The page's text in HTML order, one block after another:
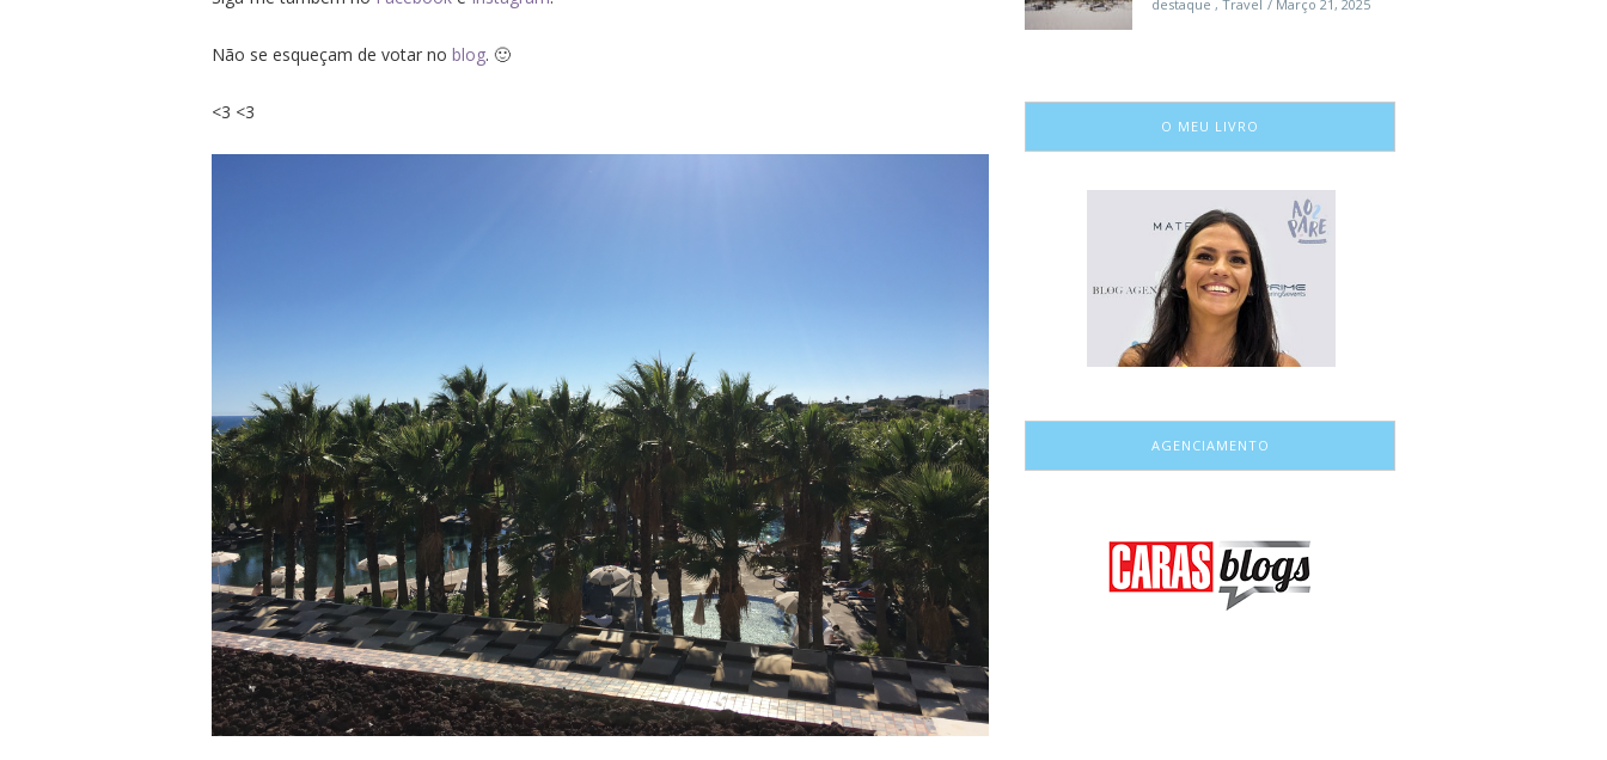
Não se esqueçam de votar no blog. 🙂
<3 <3
destaque , Travel Março 21, 2025
O MEU LIVRO
AGENCIAMENTO